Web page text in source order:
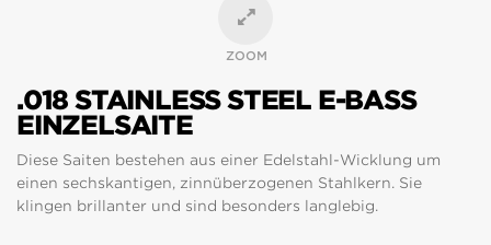
ZOOM
.018 STAINLESS STEEL E-BASS
EINZELSAITE
Diese Saiten bestehen aus einer Edelstahl-Wicklung um
einen sechskantigen, zinnüberzogenen Stahlkern. Sie
klingen brillanter und sind besonders langlebig.